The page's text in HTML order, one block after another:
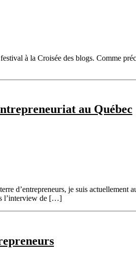
à la Croisée des blogs. Comme
au Québec
d’entrepreneurs, je suis actuellement
l’interview de […]